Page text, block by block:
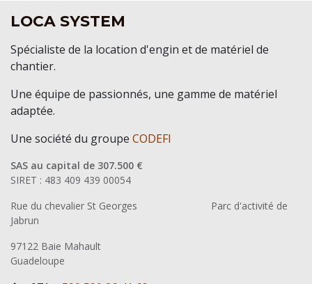
LOCA SYSTEM
Spécialiste de la location d'engin et de matériel de
chantier.
Une équipe de passionnés, une gamme de matériel
adaptée.
Une société du groupe CODEFI
SAS au capital de 307.500 €
SIRET : 483 409 439 00054
Rue du chevalier St Georges
​Parc d'activité de
Jabrun
97122 Baie Mahault
Guadeloupe